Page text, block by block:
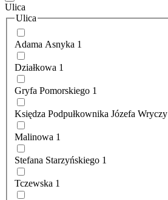
Ulica
Ulica
Adama Asnyka 1
Działkowa 1
Gryfa Pomorskiego 1
Księdza Podpułkownika Józefa Wryczy
Malinowa 1
Stefana Starzyńskiego 1
Tczewska 1